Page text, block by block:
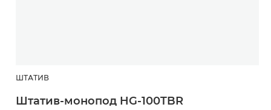
ШТАТИВ
Штатив-монопод HG-100TBR